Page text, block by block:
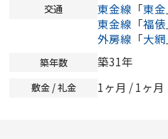
交通 東金線 「東金
東金線 「福俵
外房線 「大網
築年数 築31年
敷金 / 礼金 1ヶ月 / 1ヶ月